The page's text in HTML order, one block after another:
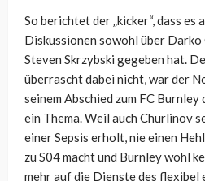
So berichtet der „kicker“, dass es
Diskussionen sowohl über
Steven Skrzybski gegeben hat.
überrascht dabei nicht, war der
seinem Abschied zum FC
ein Thema. Weil auch Churlinov
einer Sepsis erholt, nie einen
zu S04 macht und Burnley wohl
mehr auf die Dienste des flexibel